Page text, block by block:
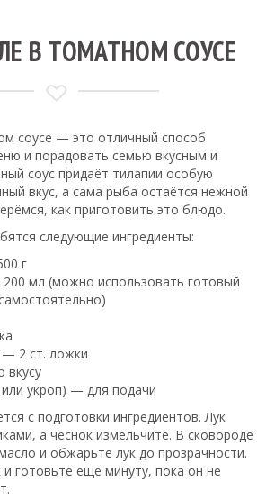
В ТОМАТНОМ СОУСЕ
соусе — это отличный способ
и порадовать семью вкусным и
соус придаёт тилапии особую
вкус, а сама рыба остаётся нежной
как приготовить это блюдо.
следующие ингредиенты:
г
мл (можно использовать готовый
2 ст. ложки
вкусу
укроп) — для подачи
с подготовки ингредиентов. Лук
а чеснок измельчите. В сковороде
и обжарьте лук до прозрачности.
готовьте ещё минуту, пока он не